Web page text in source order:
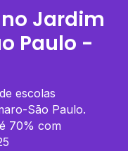
Jardim
Paulo -
escolas
São Paulo.
70% com